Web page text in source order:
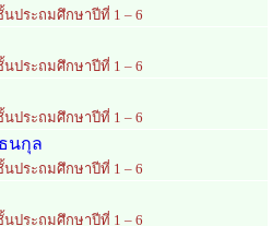
ประถมศึกษาปีที่ 1 – 6
ประถมศึกษาปีที่ 1 – 6
ประถมศึกษาปีที่ 1 – 6
นกุล
ประถมศึกษาปีที่ 1 – 6
ประถมศึกษาปีที่ 1 – 6